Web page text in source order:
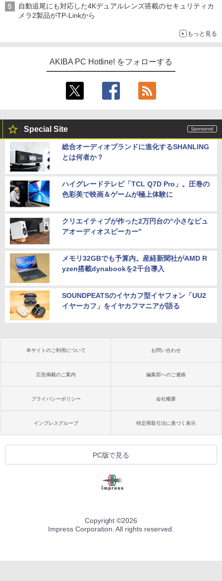
自動追尾にも対応した4Kデュアルレンズ搭載のセキュリティカ
メラ2製品がTP-Linkから
もっと見る
AKIBA PC Hotline! をフォローする
Special Site
総合オーディオブランドに進化するSHANLING
とは何者か？
ハイグレードテレビ「TCL Q7D Pro」。圧巻の
色彩美で映画＆ゲームが極上体験に
クリエイティブが作った2万円台の“小さなピュ
アオーディオスピーカー”
メモリ32GBでも予算内。産経新聞社がAMD R
yzen搭載dynabookを2千台導入
SOUNDPEATSのイヤカフ型イヤフォン「UU2
イヤーカフ」をイヤカフマニアが語る
本サイトのご利用について お問い合わせ
広告掲載のご案内 編集部へのご連絡
プライバシーポリシー 会社概要
インプレスグループ 特定商取引法に基づく表示
PC版で見る
Copyright ©2026
Impress Corporation. All rights reserved.